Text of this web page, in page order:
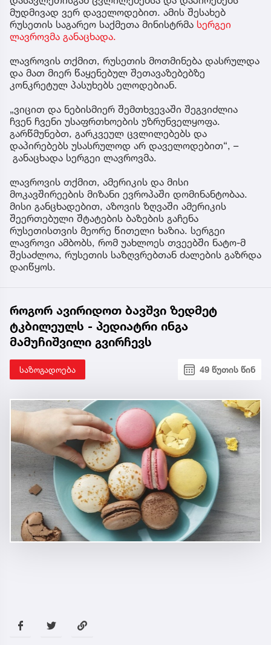
მუდმივად ვერ დაველოდებით. ამის შესახებ
რუსეთის საგარეო საქმეთა მინისტრმა სერგეი
ლავროვმა განაცხადა.
ლავროვის თქმით, რუსეთის მოთმინება დასრულდა
და მათ მიერ წაყენებულ შეთავაზებებზე
კონკრეტულ პასუხებს ელოდებიან.
„ვიცით და ნებისმიერ შემთხვევაში შეგვიძლია
ჩვენ ჩვენი უსაფრთხოების უზრუნველყოფა.
გარწმუნებთ, გარკვეულ ცვლილებებს და
დაპირებებს უსასრულოდ არ დაველოდებით“, –
განაცხადა სერგეი ლავროვმა.
ლავროვის თქმით, ამერიკის და მისი
მოკავშირეების მიზანი ევროპაში დომინანტობაა.
მისი განცხადებით, აზოვის ზღვაში ამერიკის
შეერთებული შტატების ბაზების გაჩენა
რუსეთისთვის მეორე წითელი ხაზია. სერგეი
ლავროვი ამბობს, რომ უახლოეს თვეებში ნატო-მ
შესაძლოა, რუსეთის საზღვრებთან ძალების გაზრდა
დაიწყოს.
როგორ ავირიდოთ ბავშვი ზედმეტ
ტკბილეულს - პედიატრი ინგა
მამუჩიშვილი გვირჩევს
საზოგადოება 49 წუთის წინ